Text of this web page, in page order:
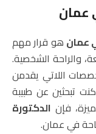
عمان
عمان هو قرار مهم
والراحة الشخصية.
اللاتي يقدمن
تبحثين عن طبيبة
فإن الدكتورة
في عمان.